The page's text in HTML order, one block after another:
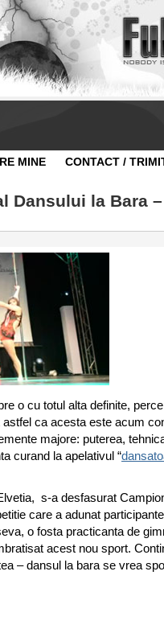
MINE CONTACT /
Dansului la Bara
o cu totul alta definite,
ca acesta este acum
majore: puterea,
curand la apelativul “
s-a desfasurat
care a adunat
o fosta practicanta de
acest nou sport.
– dansul la bara se vrea